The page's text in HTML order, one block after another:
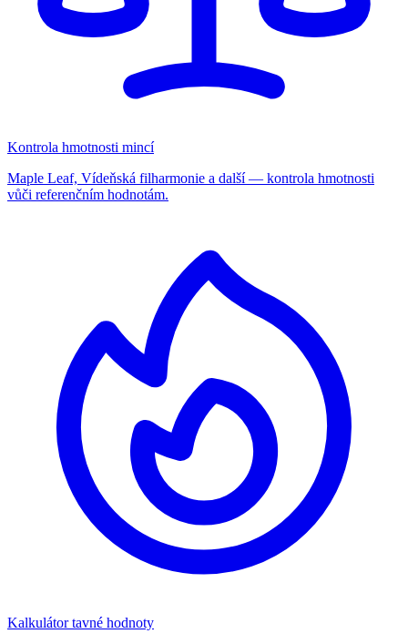
Kontrola hmotnosti mincí
Maple Leaf, Vídeňská filharmonie a další — kontrola hmotnosti
vůči referenčním hodnotám.
Kalkulátor tavné hodnoty